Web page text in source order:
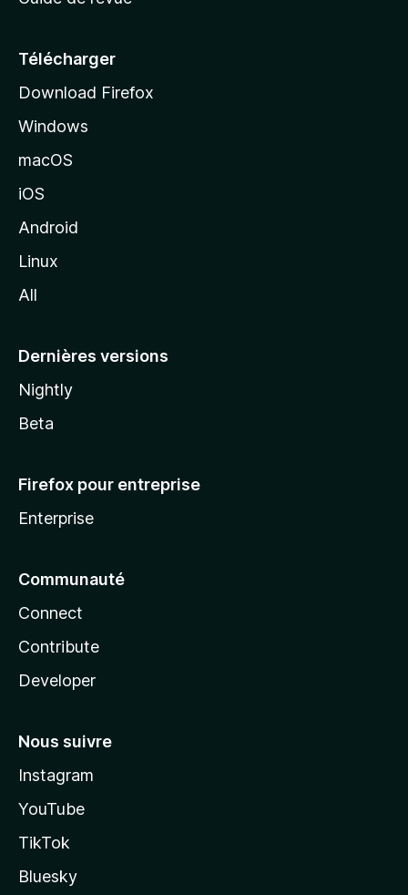
c
e
l
d
e
o
z
i
l
Télécharger
Download Firefox
Windows
macOS
iOS
Android
Linux
All
Dernières versions
Nightly
Beta
Firefox pour entreprise
Enterprise
Communauté
Connect
Contribute
Developer
Nous suivre
Instagram
YouTube
TikTok
Bluesky